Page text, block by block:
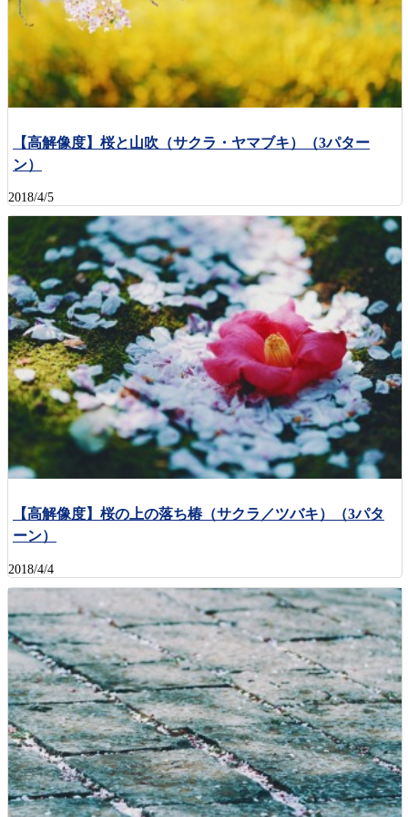
【高解像度】桜と山吹（サクラ・ヤマブキ）（3パター
ン）
2018/4/5
【高解像度】桜の上の落ち椿（サクラ／ツバキ）（3パタ
ーン）
2018/4/4